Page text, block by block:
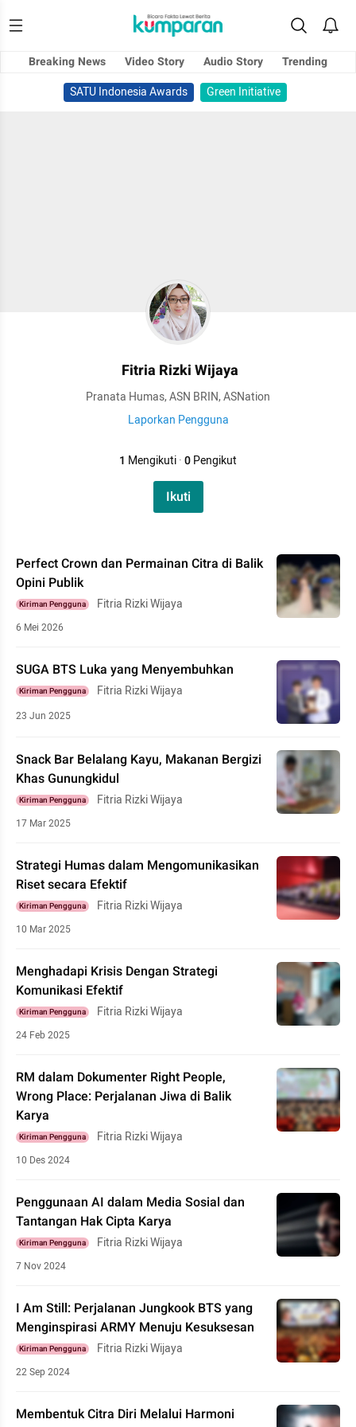
Breaking News Video Story Audio Story
Trending
SATU Indonesia Awards
Green Initiative
Fitria Rizki Wijaya
Pranata Humas, ASN BRIN, ASNation
Laporkan Pengguna
1 Mengikuti·0Pengikut
Ikuti
Perfect Crown dan Permainan Citra di Balik
Opini Publik
Kiriman Pengguna Fitria Rizki Wijaya
6 Mei 2026
SUGA BTS Luka yang Menyembuhkan
Kiriman Pengguna Fitria Rizki Wijaya
23 Jun 2025
Snack Bar Belalang Kayu, Makanan Bergizi
Khas Gunungkidul
Kiriman Pengguna Fitria Rizki Wijaya
17 Mar 2025
Strategi Humas dalam Mengomunikasikan
Riset secara Efektif
Kiriman Pengguna Fitria Rizki Wijaya
10 Mar 2025
Menghadapi Krisis Dengan Strategi
Komunikasi Efektif
Kiriman Pengguna Fitria Rizki Wijaya
24 Feb 2025
RM dalam Dokumenter Right People,
Wrong Place: Perjalanan Jiwa di Balik
Karya
Kiriman Pengguna Fitria Rizki Wijaya
10 Des 2024
Penggunaan AI dalam Media Sosial dan
Tantangan Hak Cipta Karya
Kiriman Pengguna Fitria Rizki Wijaya
7 Nov 2024
I Am Still: Perjalanan Jungkook BTS yang
Menginspirasi ARMY Menuju Kesuksesan
Kiriman Pengguna Fitria Rizki Wijaya
22 Sep 2024
Membentuk Citra Diri Melalui Harmoni